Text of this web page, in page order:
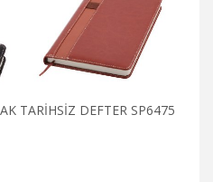
TARİHSİZ DEFTER SP6475